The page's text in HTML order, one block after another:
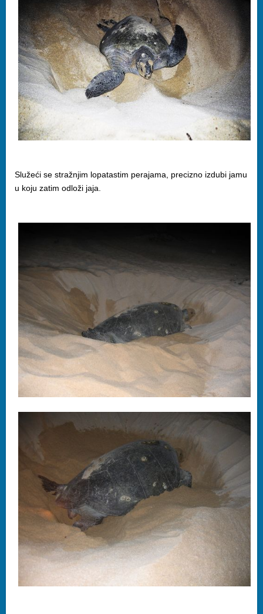
Služeći se stražnjim lopatastim perajama, precizno izdubi jamu
u koju zatim odloži jaja.